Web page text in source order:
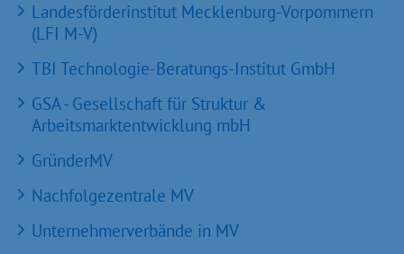
Landesförderinstitut Mecklenburg-Vorpommern
(LFI M-V)
TBI Technologie-Beratungs-Institut GmbH
GSA - Gesellschaft für Struktur &
Arbeitsmarktentwicklung mbH
GründerMV
Nachfolgezentrale MV
Unternehmerverbände in MV